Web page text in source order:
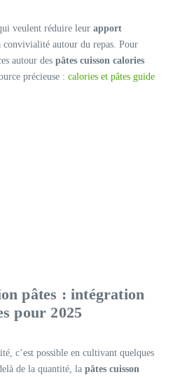
veulent réduire leur apport
convivialité autour du repas. Pour
autour des pâtes cuisson calories
précieuse : calories et pâtes guide
pâtes : intégration
pour 2025
c’est possible en cultivant quelques
de la quantité, la pâtes cuisson